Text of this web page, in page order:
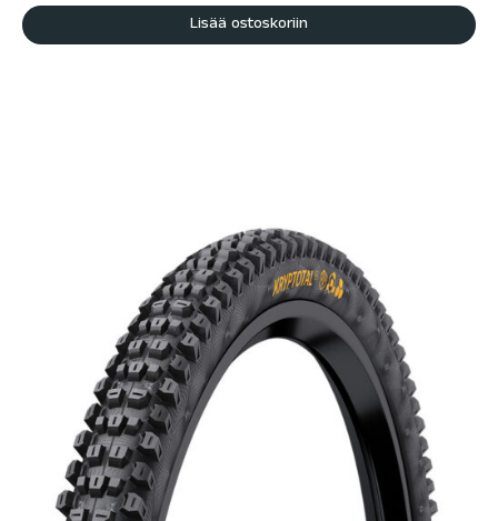
Lisää ostoskoriin